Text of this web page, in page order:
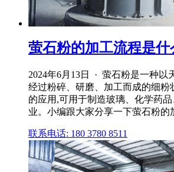
萤石粉的加工流程是什
2024年6月13日 · 萤石粉是一种以
经过粉碎、研磨、加工而成的细粉
的应用,可用于制造玻璃、化学药
业。小编跟大家分享一下萤石粉的
联系电话: 180 3780 8511